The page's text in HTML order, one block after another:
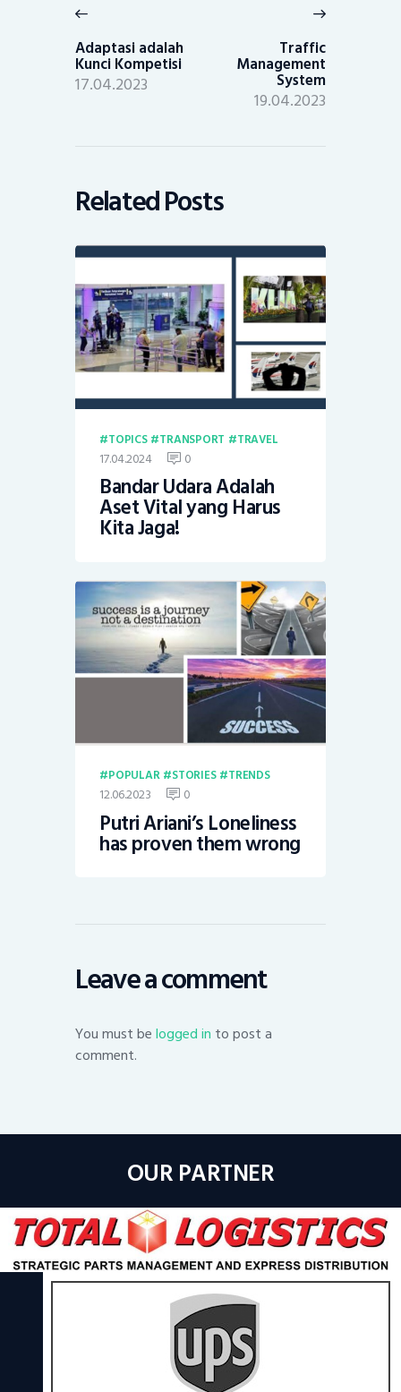
navigation
post:
Adaptasi adalah
Kunci Kompetisi
17.04.2023
Traffic
Management
System
19.04.2023
Related Posts
TOPICS TRANSPORT TRAVEL
17.04.2024 0
Bandar Udara Adalah
Aset Vital yang Harus
Kita Jaga!
POPULAR STORIES TRENDS
12.06.2023 0
Putri Ariani’s Loneliness
has proven them wrong
Leave a comment
You must belogged in to post a
comment.
OUR PARTNER